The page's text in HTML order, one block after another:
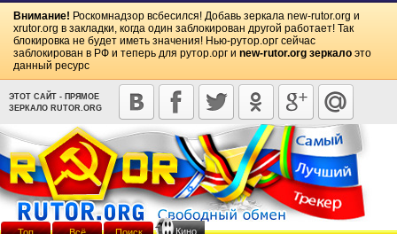
Внимание! Роскомнадзор всбесился! Добавь зеркала new-rutor.org и
xrutor.org в закладки, когда один заблокирован другой работает! Так
блокировка не будет иметь значения! Нью-рутор.орг сейчас
заблокирован в РФ и теперь для рутор.орг и new-rutor.org зеркало это
данный ресурс
ЭТОТ САЙТ - ПРЯМОЕ
ЗЕРКАЛО RUTOR.ORG